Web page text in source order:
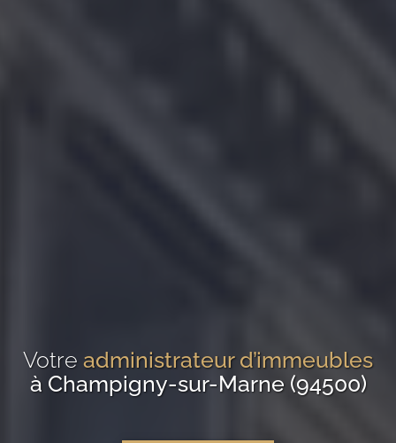
Votre administrateur d’immeubles
à Champigny-sur-Marne (94500)